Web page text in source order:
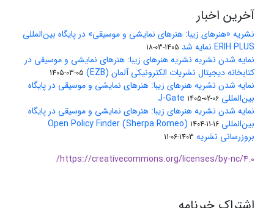
آخرین اخبار
نشریه «هنرهای زیبا: هنرهای نمایشی و موسیقی» در پایگاه بین‌المللی
ERIH PLUS نمایه شد
1405-03-18
نمایه شدن نشریه نشریه هنرهای زیبا: هنرهای نمایشی و موسیقی در
کتابخانه دیجیتال نشریات الکترونیکی آلمان (EZB)
1405-03-05
نمایه شدن نشریه هنرهای زیبا: هنرهای نمایشی و موسیقی در پایگاه
بین‌المللی J-Gate 1405-02-06
نمایه شدن نشریه هنرهای زیبا: هنرهای نمایشی و موسیقی در پایگاه
بین‌المللی Open Policy Finder (Sherpa Romeo) 1404-11-16
بروزرسانی نشریه 1403-06-11
https://creativecommons.org/licenses/by-nc/4.0/